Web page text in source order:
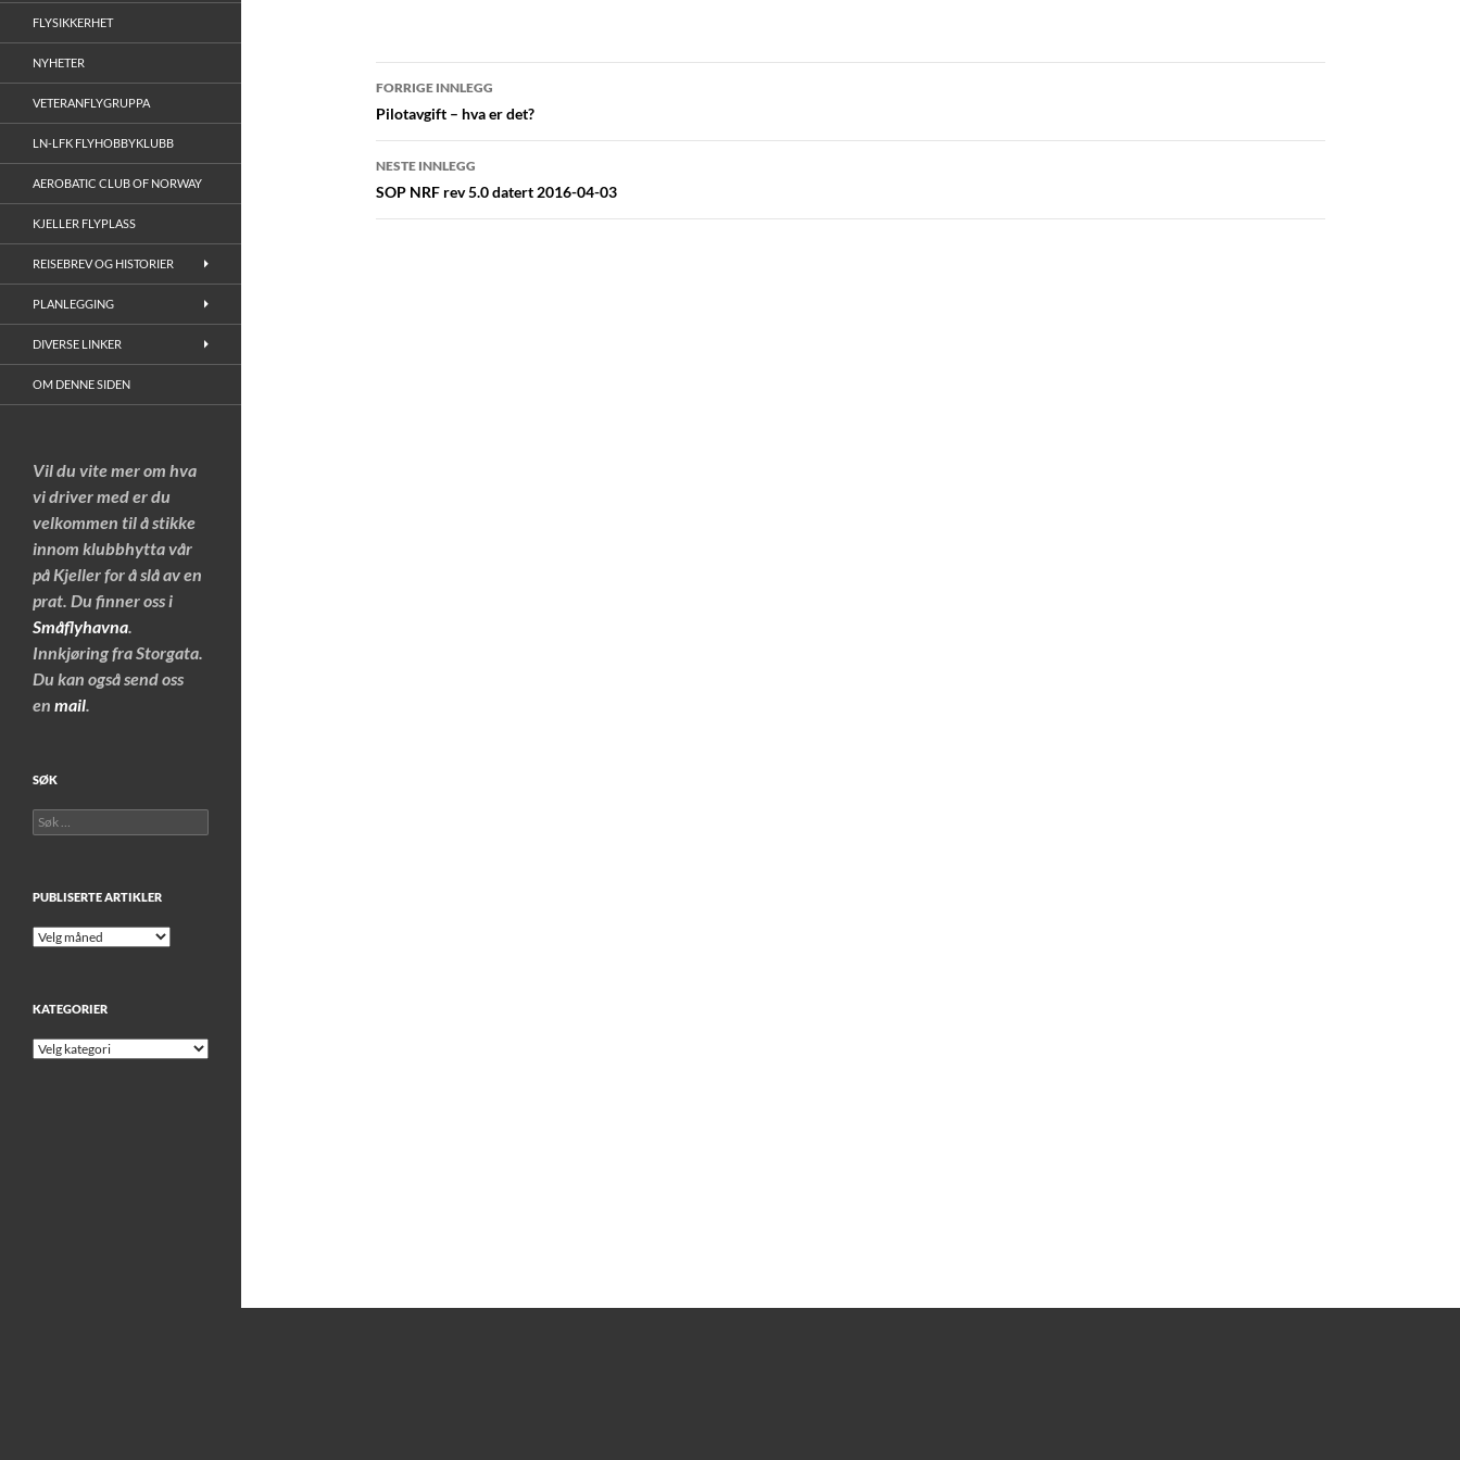
Innleggsnavigasjon
FORRIGE INNLEGG
Pilotavgift – hva er det?
NESTE INNLEGG
SOP NRF rev 5.0 datert 2016-04-03
FLYSIKKERHET
NYHETER
VETERANFLYGRUPPA
LN-LFK FLYHOBBYKLUBB
AEROBATIC CLUB OF NORWAY
KJELLER FLYPLASS
REISEBREV OG HISTORIER
PLANLEGGING
DIVERSE LINKER
OM DENNE SIDEN
Vil du vite mer om hva
vi driver med er du
velkommen til å stikke
innom klubbhytta vår
på Kjeller for å slå av en
prat. Du finner oss i
Småflyhavna.
Innkjøring fra Storgata.
Du kan også send oss
en mail.
SØK
Søk
etter:
PUBLISERTE ARTIKLER
Publiserte
KATEGORIER
Kategorier